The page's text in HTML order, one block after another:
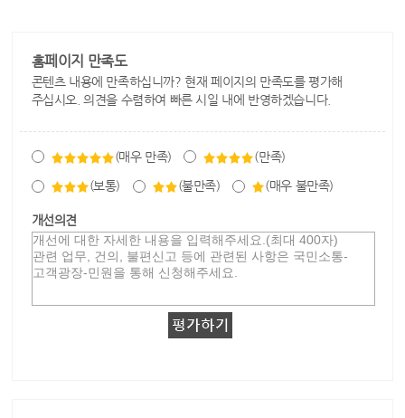
홈페이지 만족도
콘텐츠 내용에 만족하십니까? 현재 페이지의 만족도를 평가해
주십시오. 의견을 수렴하여 빠른 시일 내에 반영하겠습니다.
(매우 만족) (만족)
(보통) (불만족) (매우 불만족)
개선의견